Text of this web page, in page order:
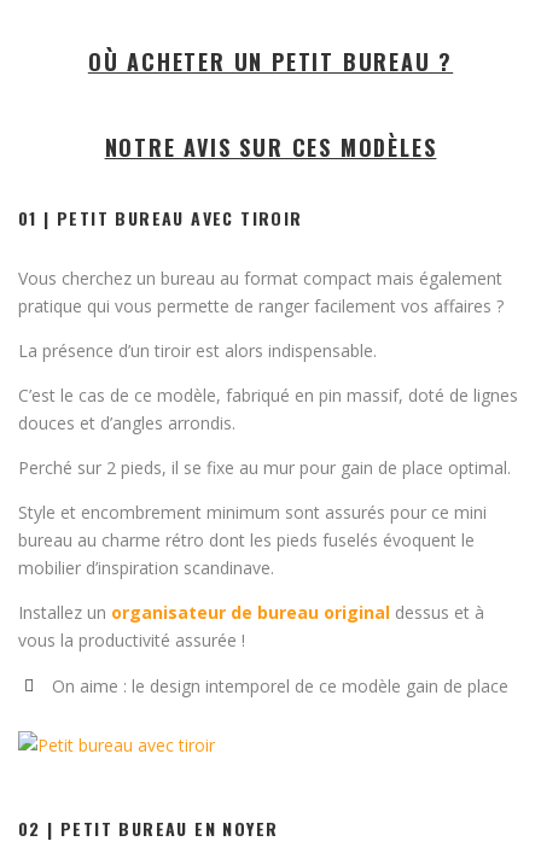
OÙ ACHETER UN PETIT BUREAU ?
NOTRE AVIS SUR CES MODÈLES
01 | PETIT BUREAU AVEC TIROIR
Vous cherchez un bureau au format compact mais également
pratique qui vous permette de ranger facilement vos affaires ?
La présence d’un tiroir est alors indispensable.
C’est le cas de ce modèle, fabriqué en pin massif, doté de lignes
douces et d’angles arrondis.
Perché sur 2 pieds, il se fixe au mur pour gain de place optimal.
Style et encombrement minimum sont assurés pour ce mini
bureau au charme rétro dont les pieds fuselés évoquent le
mobilier d’inspiration scandinave.
Installez un organisateur de bureau original dessus et à
vous la productivité assurée !
On aime : le design intemporel de ce modèle gain de place
02 | PETIT BUREAU EN NOYER